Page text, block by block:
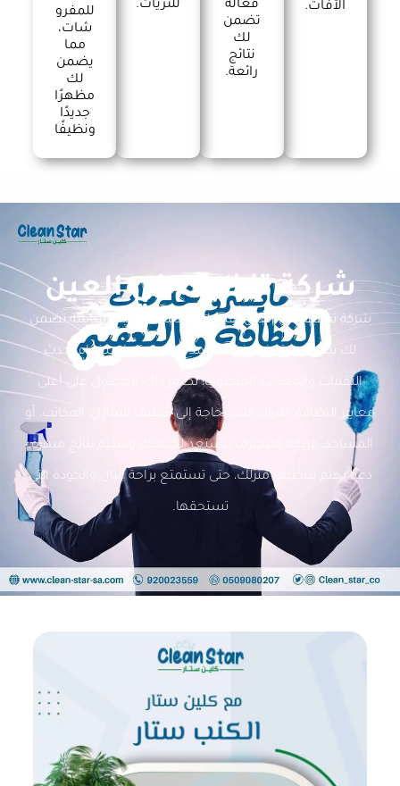
الآفات.
فعالة
تضمن
لك
نتائج
رائعة.
للثريات.
للمفرو
شات،
مما
يضمن
لك
مظهرًا
جديدًا
ونظيفًا
شركة تنظيف في العين
شركة تنظيف في العين تقدم لك خدمات تنظيف شاملة تضمن
لك بيئة صحية ونظيفة على مدار الساعة. باستخدام أحدث
التقنيات والمعدات المتطورة، نضمن لك الحصول على أعلى
معايير النظافة. سواء كنت بحاجة إلى تنظيف المنازل، المكاتب، أو
المساجد، فريقنا المحترف مستعد لخدمتك وتقديم نتائج مبهرة.
دعنا نهتم بتنظيف منزلك، حتى تستمتع براحة البال والجودة التي
تستحقها.